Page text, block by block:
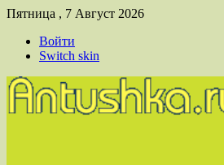
Пятница , 7 Август 2026
Войти
Switch skin